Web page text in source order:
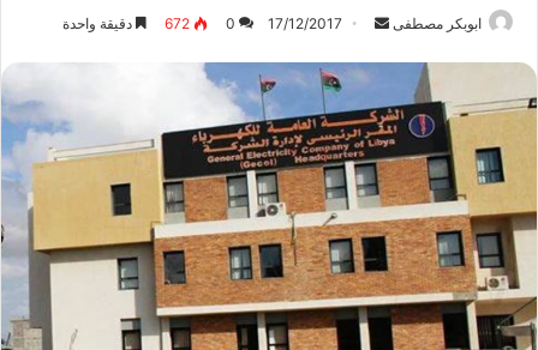
ابوبكر مصطفى
س
ل
ب
ر
ي
د
إ
ل
ك
17/12/2017
0
672 دقيقة واحدة